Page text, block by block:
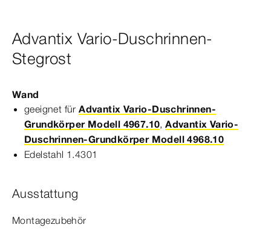
Advantix Vario-Duschrinnen-
Stegrost
Wand
geeignet fürAdvantix Vario-Duschrinnen-
Grundkörper Modell 4967.10,Advantix Vario-
Duschrinnen-Grundkörper Modell 4968.10
Edelstahl 1.4301
Ausstattung
Montagezubehör